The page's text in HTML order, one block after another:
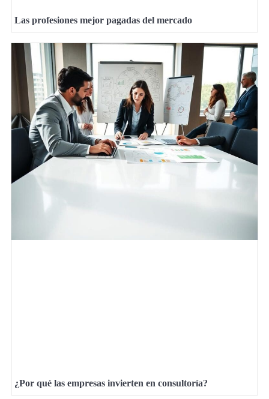
Las profesiones mejor pagadas del mercado
¿Por qué las empresas invierten en consultoría?